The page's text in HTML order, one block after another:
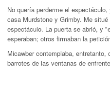
No quería perderme el
casa Murdstone y Grimby. Me
espectáculo. La puerta se abrió, y
esperaban; otros firmaban la
Micawber contemplaba,
barrotes de las ventanas de